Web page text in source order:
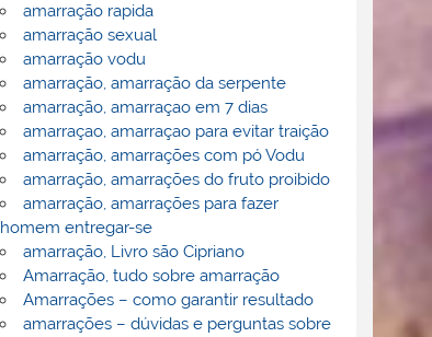
amarração rapida
amarração sexual
amarração vodu
amarração, amarração da serpente
amarração, amarraçao em 7 dias
amarraçao, amarraçao para evitar traição
amarração, amarrações com pó Vodu
amarração, amarrações do fruto proibido
amarração, amarrações para fazer
homem entregar-se
amarração, Livro são Cipriano
Amarração, tudo sobre amarração
Amarrações – como garantir resultado
amarrações – dúvidas e perguntas sobre